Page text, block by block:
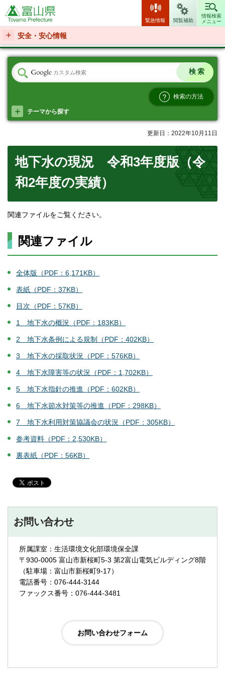
富山県
緊急情報 閲覧補助
情報検索
メニュー
安全・安心情報
検索の方法
テーマから探す
更新日：2022年10月11日
地下水の現況 令和3年度版（令
和2年度の実績）
関連ファイルをご覧ください。
関連ファイル
全体版（PDF：6,171KB）
表紙（PDF：37KB）
目次（PDF：57KB）
1 地下水の概況（PDF：183KB）
2 地下水条例による規制（PDF：402KB）
3 地下水の採取状況（PDF：576KB）
4 地下水障害等の状況（PDF：1,702KB）
5 地下水指針の推進（PDF：602KB）
6 地下水節水対策等の推進（PDF：298KB）
7 地下水利用対策協議会の状況（PDF：305KB）
参考資料（PDF：2,530KB）
裏表紙（PDF：56KB）
お問い合わせ
所属課室：生活環境文化部環境保全課
〒930-0005 富山市新桜町5-3 第2富山電気ビルディング8階
（駐車場：富山市新桜町9-17）
電話番号：076-444-3144
ファックス番号：076-444-3481